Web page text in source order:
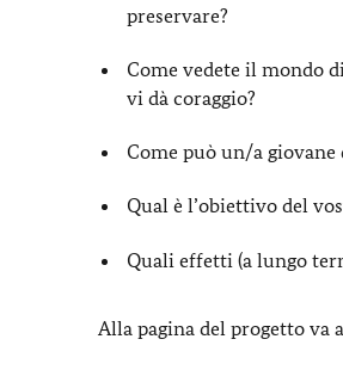
preservare?
Come vedete il mondo
vi dà coraggio?
Come può un/a
Qual è l’obiettivo del
Quali effetti (a lungo
Alla pagina del progetto va